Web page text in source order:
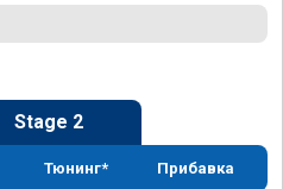
Stage 2
Тюнинг* Прибавка